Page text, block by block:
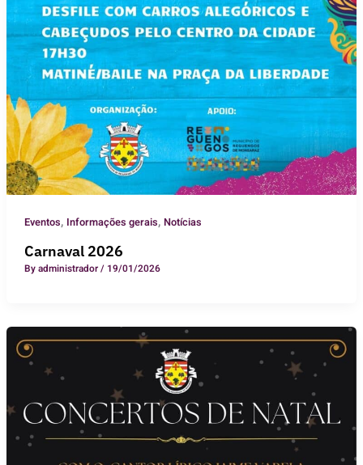
Eventos, Informações gerais, Notícias
Carnaval 2026
Byadministrador/ 19/01/2026